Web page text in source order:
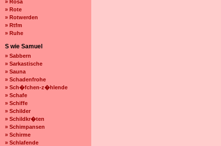
» Rosa
» Rote
» Rotwerden
» Rtfm
» Ruhe
S wie Samuel
» Sabbern
» Sarkastische
» Sauna
» Schadenfrohe
» Sch�fchen-z�hlende
» Schafe
» Schiffe
» Schilder
» Schildkr�ten
» Schimpansen
» Schirme
» Schlafende